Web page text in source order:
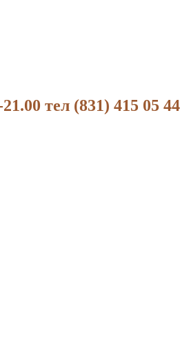
тел (831) 415 05 44